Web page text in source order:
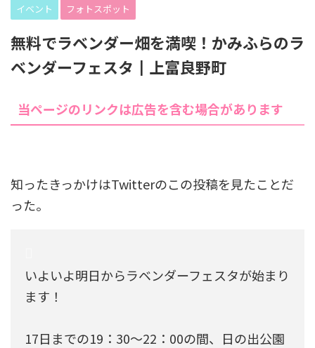
イベント
フォトスポット
無料でラベンダー畑を満喫！かみふらのラ
ベンダーフェスタ┃上富良野町
当ページのリンクは広告を含む場合があります
知ったきっかけはTwitterのこの投稿を見たことだ
った。
いよいよ明日からラベンダーフェスタが始まり
ます！
17日までの19：30～22：00の間、日の出公園